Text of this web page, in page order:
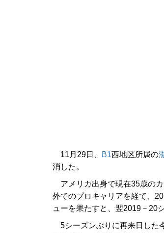
11月29日、 B1西地区所属の
消した。
アメリカ出身で現在35歳の
外でのプロキャリアを経て、
ューを果たすと、翌2019－20
5シーズンぶりに再来日した